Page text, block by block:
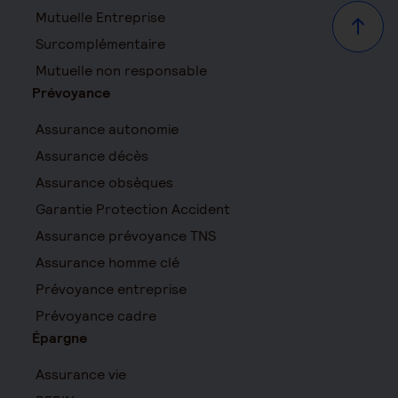
Haut
Mutuelle Entreprise
Surcomplémentaire
Mutuelle non responsable
Prévoyance
Assurance autonomie
Assurance décès
Assurance obsèques
Garantie Protection Accident
Assurance prévoyance TNS
Assurance homme clé
Prévoyance entreprise
Prévoyance cadre
Épargne
Assurance vie